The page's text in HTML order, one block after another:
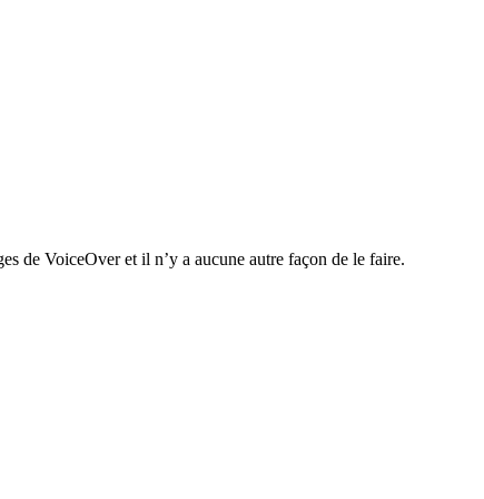
de VoiceOver et il n’y a aucune autre façon de le faire.